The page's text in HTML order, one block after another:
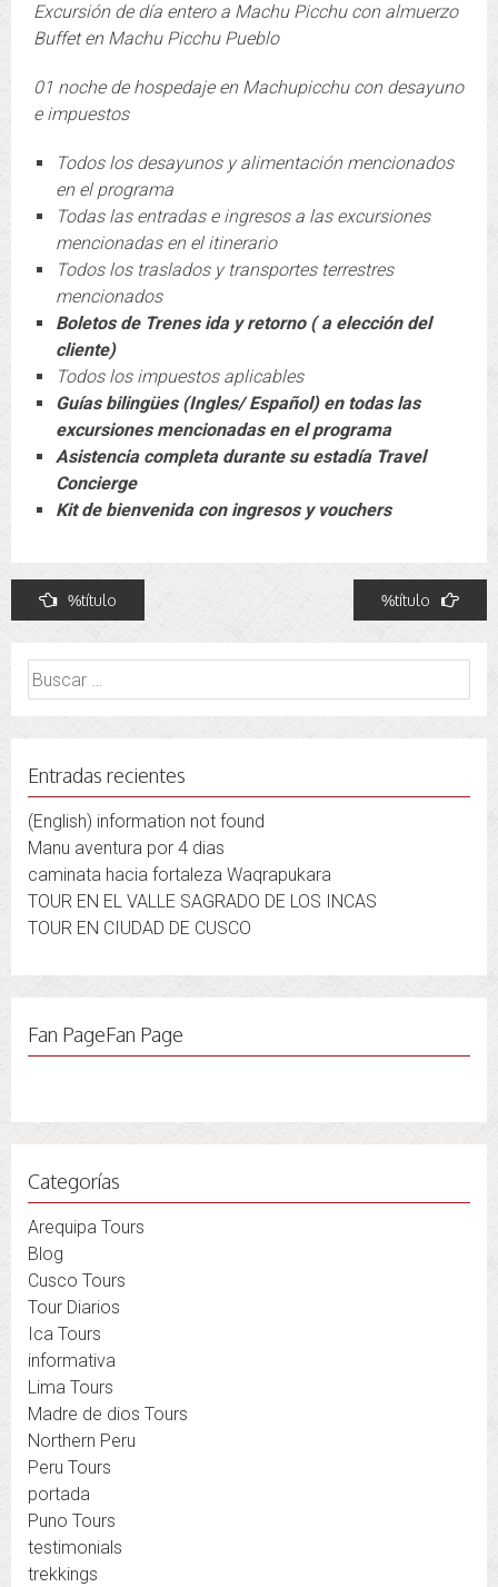
Excursión de día entero a Machu Picchu con almuerzo
Buffet en Machu Picchu Pueblo
01 noche de hospedaje en Machupicchu con desayuno
e impuestos
Todos los desayunos y alimentación mencionados
en el programa
Todas las entradas e ingresos a las excursiones
mencionadas en el itinerario
Todos los traslados y transportes terrestres
mencionados
Boletos de Trenes ida y retorno ( a elección del
cliente)
Todos los impuestos aplicables
Guías bilingües (Ingles/ Español) en todas las
excursiones mencionadas en el programa
Asistencia completa durante su estadía Travel
Concierge
Kit de bienvenida con ingresos y vouchers
Navegación
de
entradas
%título %título
Buscar:
Entradas recientes
(English) information not found
Manu aventura por 4 dias
caminata hacia fortaleza Waqrapukara
TOUR EN EL VALLE SAGRADO DE LOS INCAS
TOUR EN CIUDAD DE CUSCO
Fan PageFan Page
Categorías
Arequipa Tours
Blog
Cusco Tours
Tour Diarios
Ica Tours
informativa
Lima Tours
Madre de dios Tours
Northern Peru
Peru Tours
portada
Puno Tours
testimonials
trekkings